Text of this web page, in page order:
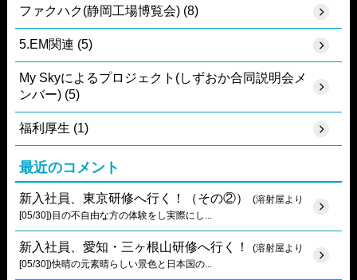
ファクハク(静岡工場博覧会) (8)
5.EM関連 (5)
My Skyによるプロジェクト(しずおか合同説明会メ
ンバー) (5)
福利厚生 (1)
最近のコメント
新入社員、東京研修へ行く！（その②）
(溶射屋より
[05/30])目の不自由な方の体験をし実際にし...
新入社員、愛知・三ヶ根山研修へ行く！
(溶射屋より
[05/30])快晴の元素晴らしい景色と日本国の...